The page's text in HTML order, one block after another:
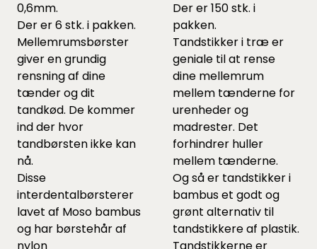
0,6mm.
Der er 6 stk. i pakken.
Mellemrumsbørster
giver en grundig
rensning af dine
tænder og dit
tandkød. De kommer
ind der hvor
tandbørsten ikke kan
nå.
Disse
interdentalbørsterer
lavet af Moso bambus
og har børstehår af
nylon
Der er 150 stk. i
pakken.
Tandstikker i træ er
geniale til at rense
dine mellemrum
mellem tænderne for
urenheder og
madrester. Det
forhindrer huller
mellem tænderne.
Og så er tandstikker i
bambus et godt og
grønt alternativ til
tandstikkere af plastik.
Tandstikkerne er